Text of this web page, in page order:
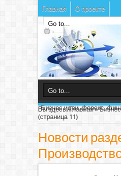
Главная О проекте
Бизнес идеи, форекс,
Вы здесь:Главная»
(страница 11)
Новости